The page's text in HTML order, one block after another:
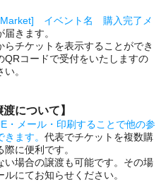
イベント名 購入完了メ
きます。
らチケットを表示することができ
QRコードで受付をいたしますの
。
について】
・メール・印刷することで他の参
ます。 代表でチケットを複数購
に便利です。
場合の譲渡も可能です。その場
にてお知らせください。